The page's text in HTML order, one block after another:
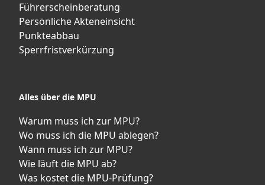
Führerscheinberatung
Persönliche Akteneinsicht
Punkteabbau
Sperrfristverkürzung
Alles über die MPU
Warum muss ich zur MPU?
Wo muss ich die MPU ablegen?
Wann muss ich zur MPU?
Wie läuft die MPU ab?
Was kostet die MPU-Prüfung?